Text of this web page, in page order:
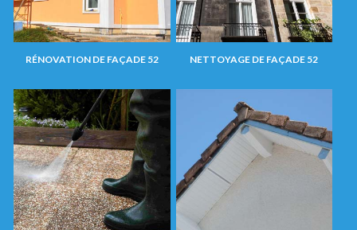
RÉNOVATION DE FAÇADE 52 NETTOYAGE DE FAÇADE 52